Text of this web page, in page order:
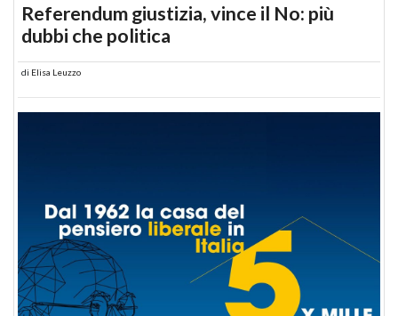
Referendum giustizia, vince il No: più
dubbi che politica
di Elisa Leuzzo